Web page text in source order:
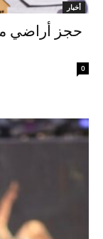
أخبار
0